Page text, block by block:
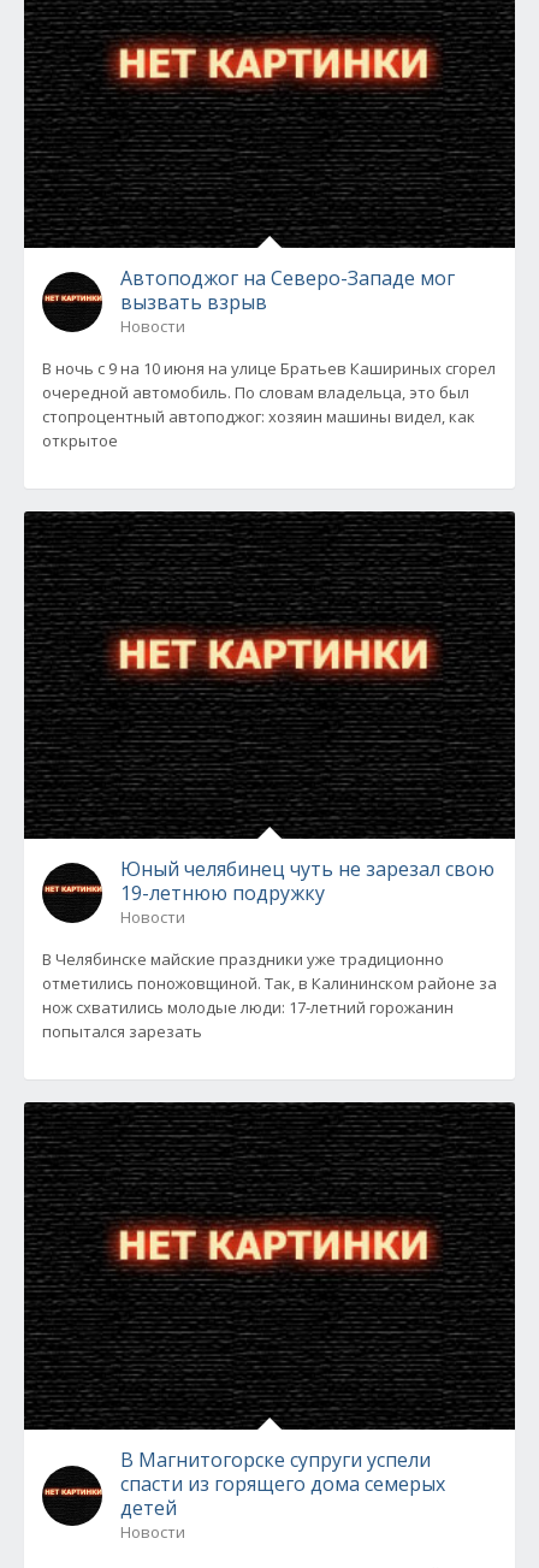
Автоподжог на Северо-Западе мог
вызвать взрыв
Новости
В ночь с 9 на 10 июня на улице Братьев Кашириных сгорел
очередной автомобиль. По словам владельца, это был
стопроцентный автоподжог: хозяин машины видел, как
открытое
Юный челябинец чуть не зарезал свою
19-летнюю подружку
Новости
В Челябинске майские праздники уже традиционно
отметились поножовщиной. Так, в Калининском районе за
нож схватились молодые люди: 17-летний горожанин
попытался зарезать
В Магнитогорске супруги успели
спасти из горящего дома семерых
детей
Новости